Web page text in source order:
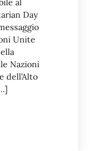
al
Day
Unite
Nazioni
dell’Alto